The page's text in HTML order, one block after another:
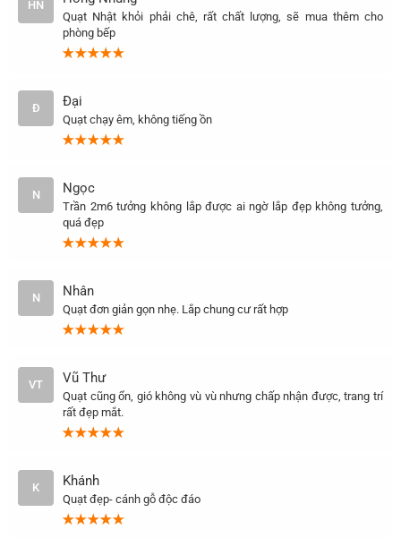
HN
Quạt Nhật khỏi phải chê, rất chất lượng, sẽ mua thêm cho
phòng bếp
Đ Đại
Quạt chạy êm, không tiếng ồn
N Ngọc
Trần 2m6 tưởng không lắp được ai ngờ lắp đẹp không tưởng,
quá đẹp
N Nhân
Quạt đơn giản gọn nhẹ. Lắp chung cư rất hợp
VT Vũ Thư
Quạt cũng ổn, gió không vù vù nhưng chấp nhận được, trang trí
rất đẹp mắt.
K Khánh
Quạt đẹp- cánh gỗ độc đáo